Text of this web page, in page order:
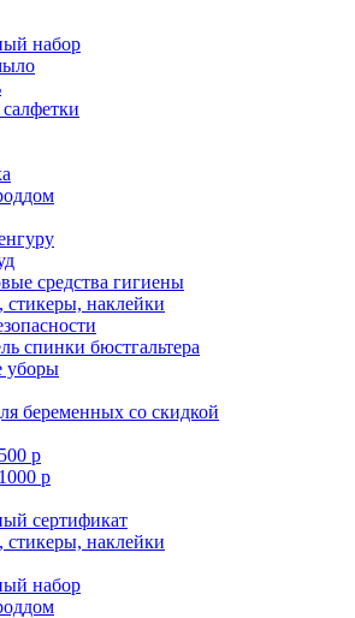
набор
средства гигиены
наклейки
спинки бюстгальтера
уборы
беременных со скидкой
р
р
сертификат
наклейки
набор